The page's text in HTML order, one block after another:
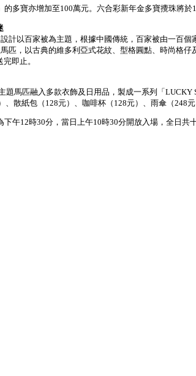
多寶亦增加至100萬元。六合彩新年金多寶攪珠將
計以百家被為主題，根據中國傳統，百家被由一百
匹，以古典的維多利亞式花紋、型格圓點、時尚格
即止。
題馬匹融入多款衣飾及日用品，製成一系列「
散紙包（128元）、咖啡杯（128元）、雨傘（248
下午12時30分，當日上午10時30分開放入場，全日共